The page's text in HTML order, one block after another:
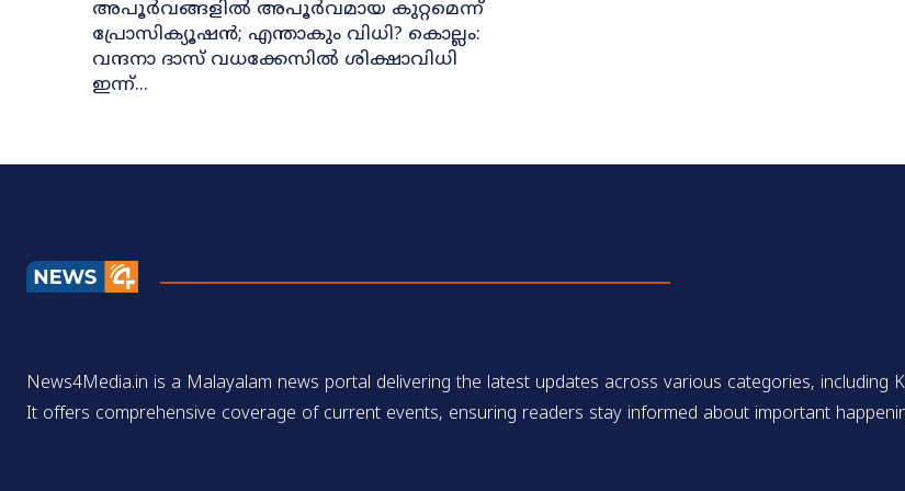
അപൂർവങ്ങളിൽ അപൂർവമായ കുറ്റമെന്ന്
പ്രോസിക്യൂഷൻ; എന്താകും വിധി? കൊല്ലം:
വന്ദനാ ദാസ് വധക്കേസിൽ ശിക്ഷാവിധി
ഇന്ന്...
News4Media.in is a Malayalam news portal delivering the latest updates across various categories, including
It offers comprehensive coverage of current events, ensuring readers stay informed about important